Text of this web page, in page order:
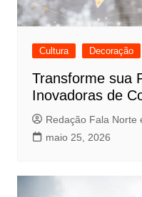
Cultura Decoração
Transforme sua
Inovadoras de
Redação Fala Norte
maio 25, 2026